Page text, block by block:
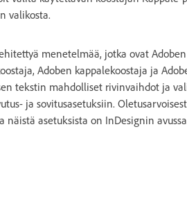
valikosta.
menetelmää, jotka ovat
Adoben kappalekoostaja ja
tekstin mahdolliset rivinvaihdot ja
ja sovitusasetuksiin.
asetuksista on InDesignin